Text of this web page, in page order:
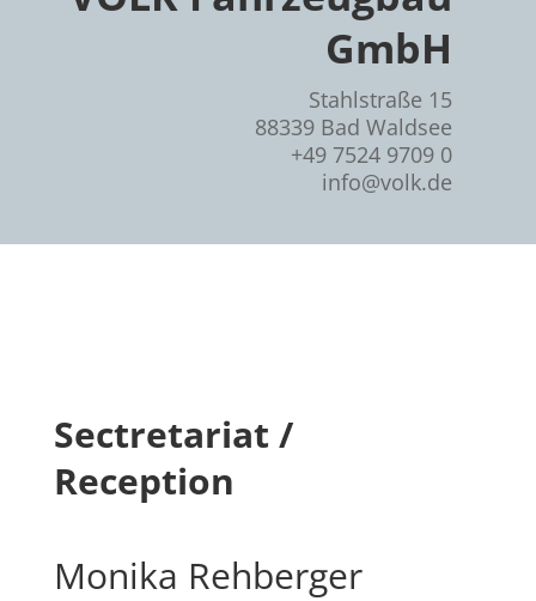
GmbH
Stahlstraße 15
88339 Bad Waldsee
+49 7524 9709 0
info@volk.de
Sectretariat /
Reception
Monika Rehberger